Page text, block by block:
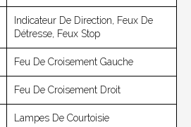
Indicateur De Direction, Feux De
Détresse, Feux Stop
Feu De Croisement Gauche
Feu De Croisement Droit
Lampes De Courtoisie